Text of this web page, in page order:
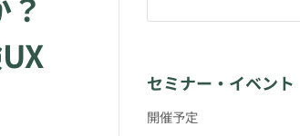
セミナー・イベント
開催予定